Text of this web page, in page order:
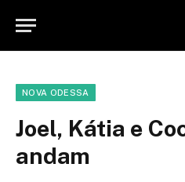
NOVA ODESSA
Joel, Kátia e
andam